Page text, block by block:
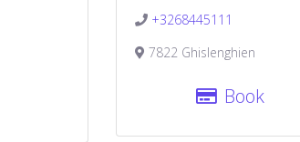
+3268445111
7822 Ghislenghien
Book